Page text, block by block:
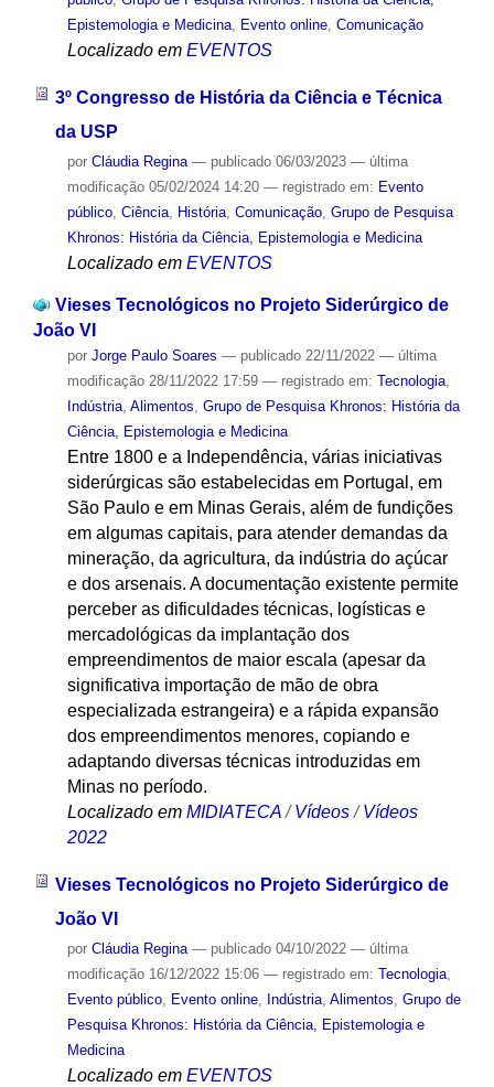
Epistemologia e Medicina, Evento online, Comunicação
Localizado em EVENTOS
3º Congresso de História da Ciência e Técnica
da USP
por Cláudia Regina — publicado06/03/2023 — última
modificação05/02/2024 14:20 — registrado em: Evento
público, Ciência, História, Comunicação, Grupo de Pesquisa
Khronos: História da Ciência, Epistemologia e Medicina
Localizado em EVENTOS
Vieses Tecnológicos no Projeto Siderúrgico de
João VI
por Jorge Paulo Soares — publicado22/11/2022 — última
modificação28/11/2022 17:59 — registrado em: Tecnologia,
Indústria, Alimentos, Grupo de Pesquisa Khronos: História da
Ciência, Epistemologia e Medicina
Entre 1800 e a Independência, várias iniciativas
siderúrgicas são estabelecidas em Portugal, em
São Paulo e em Minas Gerais, além de fundições
em algumas capitais, para atender demandas da
mineração, da agricultura, da indústria do açúcar
e dos arsenais. A documentação existente permite
perceber as dificuldades técnicas, logísticas e
mercadológicas da implantação dos
empreendimentos de maior escala (apesar da
significativa importação de mão de obra
especializada estrangeira) e a rápida expansão
dos empreendimentos menores, copiando e
adaptando diversas técnicas introduzidas em
Minas no período.
Localizado em MIDIATECA / Vídeos / Vídeos
2022
Vieses Tecnológicos no Projeto Siderúrgico de
João VI
por Cláudia Regina — publicado04/10/2022 — última
modificação16/12/2022 15:06 — registrado em: Tecnologia,
Evento público, Evento online, Indústria, Alimentos, Grupo de
Pesquisa Khronos: História da Ciência, Epistemologia e
Medicina
Localizado em EVENTOS